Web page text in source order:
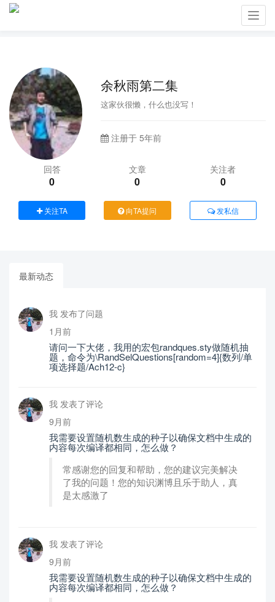
余秋雨第二集
这家伙很懒，什么也没写！
注册于 5年前
回答
0
文章
0
关注者
0
关注TA 向TA提问 发私信
最新动态
我 发布了问题
1月前
请问一下大佬，我用的宏包randques.sty做随机抽
题，命令为\RandSelQuestions[random=4]{数列/单
项选择题/Ach12-c}
我 发表了评论
9月前
我需要设置随机数生成的种子以确保文档中生成的
内容每次编译都相同，怎么做？
常感谢您的回复和帮助，您的建议完美解决
了我的问题！您的知识渊博且乐于助人，真
是太感激了
我 发表了评论
9月前
我需要设置随机数生成的种子以确保文档中生成的
内容每次编译都相同，怎么做？